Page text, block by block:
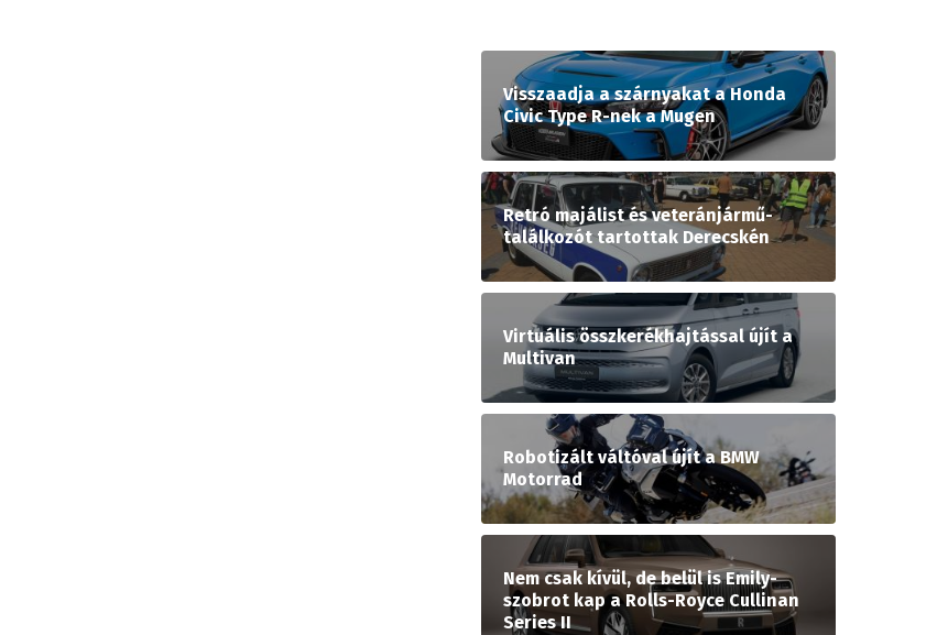
Visszaadja a szárnyakat a Honda
Civic Type R-nek a Mugen
Retró majálist és veteránjármű-
találkozót tartottak Derecskén
Virtuális összkerékhajtással újít a
Multivan
Robotizált váltóval újít a BMW
Motorrad
Nem csak kívül, de belül is Emily-
szobrot kap a Rolls-Royce Cullinan
Series II